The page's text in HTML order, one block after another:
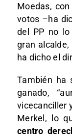
Moedas,
votos –ha
del PP no lo
gran
ha dicho el
También ha
ganado,
vicecanciller
Merkel, lo
centro